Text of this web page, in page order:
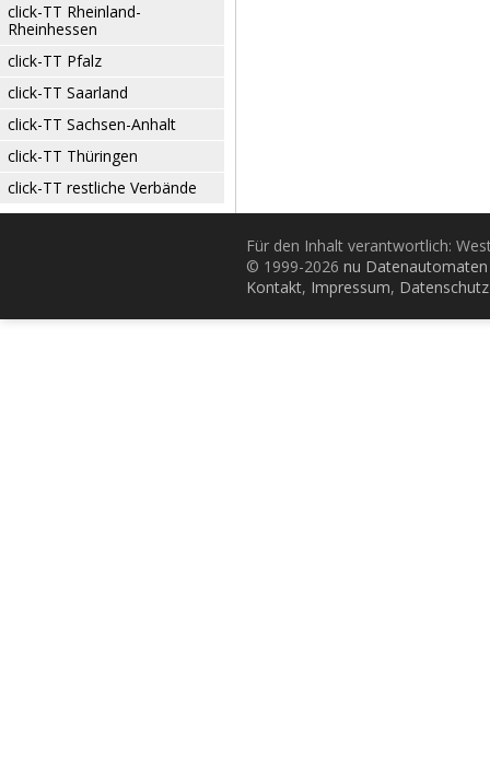
click-TT Rheinland-
Rheinhessen
click-TT Pfalz
click-TT Saarland
click-TT Sachsen-Anhalt
click-TT Thüringen
click-TT restliche Verbände
Für den Inhalt verantwortlich:
© 1999-2026 nu
Kontakt, Impressum, Datenschutz